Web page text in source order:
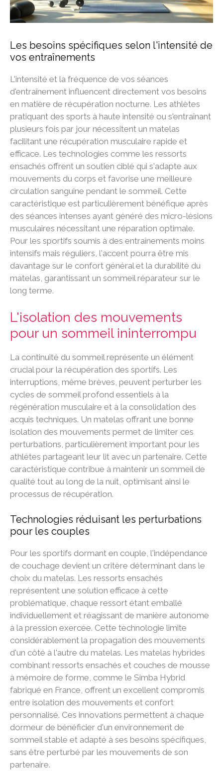
Les besoins spécifiques selon l'intensité de
vos entraînements
L'intensité et la fréquence de vos séances
d'entraînement influencent directement vos besoins
en matière de récupération nocturne. Les athlètes
pratiquant des sports à haute intensité ou s'entraînant
plusieurs fois par jour nécessitent un matelas
facilitant une récupération musculaire rapide et
efficace. Les technologies comme les ressorts
ensachés offrent un soutien ciblé qui s'adapte aux
mouvements du corps et favorise une meilleure
circulation sanguine pendant le sommeil. Cette
caractéristique est particulièrement bénéfique après
des séances intenses ayant généré des micro-lésions
musculaires nécessitant une réparation optimale.
Pour les sportifs soumis à des entraînements moins
intensifs mais réguliers, l'accent pourra être mis
davantage sur le confort général et la durabilité du
matelas, garantissant un sommeil réparateur sur le
long terme.
L'isolation des mouvements
pour un sommeil ininterrompu
La continuité du sommeil représente un élément
crucial pour la récupération des sportifs. Les
interruptions, même brèves, peuvent perturber les
cycles de sommeil profond essentiels à la
régénération musculaire et à la consolidation des
acquis techniques. Un matelas offrant une bonne
isolation des mouvements permet de limiter ces
perturbations, particulièrement important pour les
athlètes partageant leur lit avec un partenaire. Cette
caractéristique contribue à maintenir un sommeil de
qualité tout au long de la nuit, optimisant ainsi le
processus de récupération.
Technologies réduisant les perturbations
pour les couples
Pour les sportifs dormant en couple, l'indépendance
de couchage devient un critère déterminant dans le
choix du matelas. Les ressorts ensachés
représentent une solution efficace à cette
problématique, chaque ressort étant emballé
individuellement et réagissant de manière autonome
à la pression exercée. Cette technologie limite
considérablement la propagation des mouvements
d'un côté à l'autre du matelas. Les matelas hybrides
combinant ressorts ensachés et couches de mousse
à mémoire de forme, comme le Simba Hybrid
fabriqué en France, offrent un excellent compromis
entre isolation des mouvements et confort
personnalisé. Ces innovations permettent à chaque
dormeur de bénéficier d'un environnement de
sommeil stable et adapté à ses besoins spécifiques,
sans être perturbé par les mouvements de son
partenaire.